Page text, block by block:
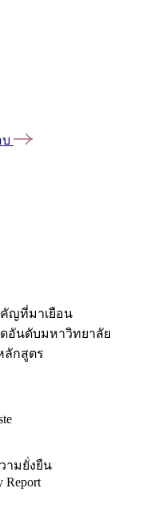
ญที่มาเยือน
อันดับมหาวิทยาลัย
ลักสูตร
ามยั่งยืน
Report